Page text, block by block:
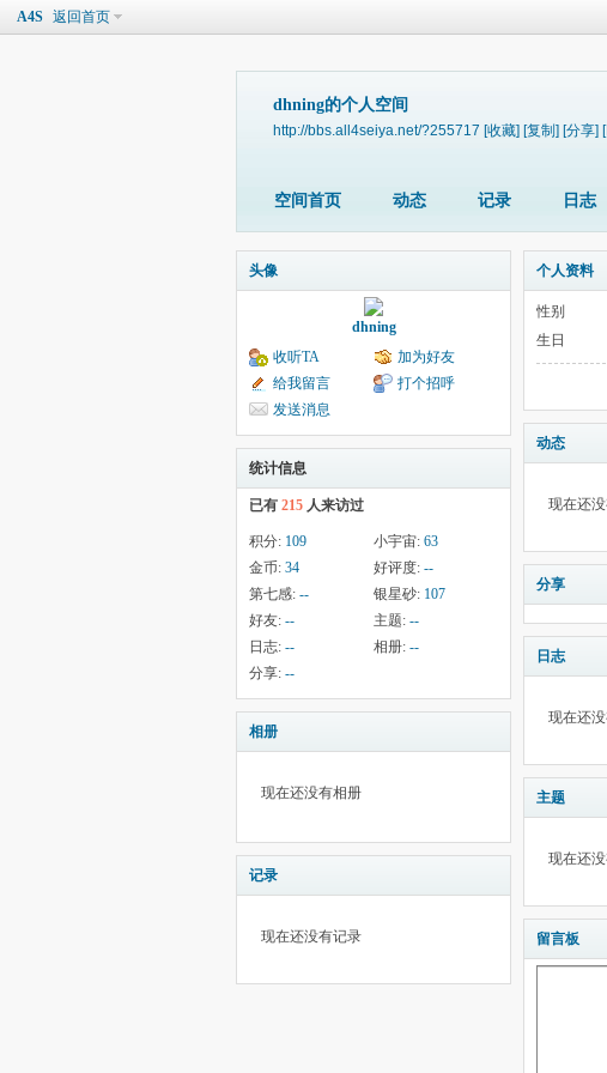
A4S 返回首页
dhning的个人空间
http://bbs.all4seiya.net/?255717 [收藏] [复制] [分享]
空间首页 动态 记录 日志
头像
dhning
收听TA
加为好友
给我留言
打个招呼
发送消息
统计信息
已有 215 人来访过
积分: 109 小宇宙: 63
金币: 34 好评度: --
第七感: -- 银星砂: 107
好友: -- 主题: --
日志: -- 相册: --
分享: --
相册
现在还没有相册
记录
现在还没有记录
个人资料
性别
生日
动态
现在还
分享
日志
现在还
主题
现在还
留言板